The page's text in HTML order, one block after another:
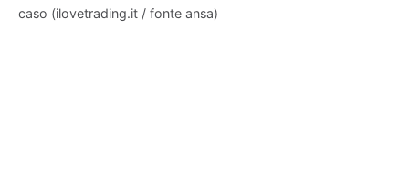
caso (ilovetrading.it / fonte ansa)